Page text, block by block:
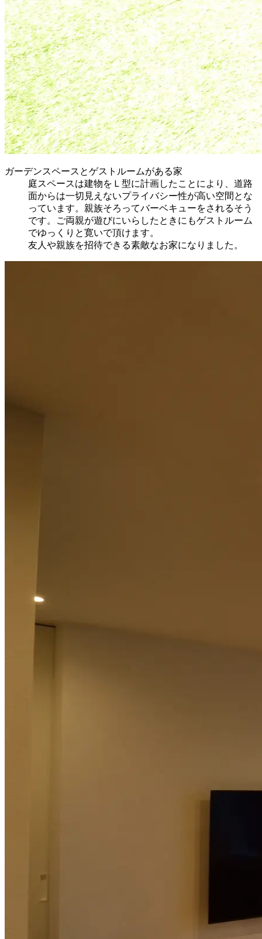
ガーデンスペースとゲストルームがある家
庭スペースは建物をＬ型に計画したことにより、道路
面からは一切見えないプライバシー性が高い空間とな
っています。親族そろってバーベキューをされるそう
です。ご両親が遊びにいらしたときにもゲストルーム
でゆっくりと寛いで頂けます。
友人や親族を招待できる素敵なお家になりました。